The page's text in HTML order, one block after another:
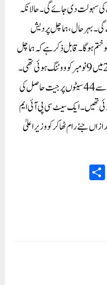
سہولت دی جائے گی۔ حالانکہ
ہماچل پردیش
کی مدت کار 8 جنوری 2023 کو ختم ہوگا۔ قابل ذکر ہے کہ ہماچل
پردیش اسمبلی کی 68 سیٹوں پر 2017 میں 9 نومبر کو ووٹنگ ہوئی تھی۔
بی جے پی نے اس انتخاب میں 68 میں سے 44 سیٹوں پر جیت حاصل کی
حاصل ہوئی تھیں۔ ایک سیٹ سی پی آئی ایم
بعد ازاں جئے رام ٹھاکر کو وزیر اعلیٰ
E
m